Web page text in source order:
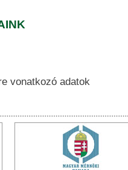
vonatkozó adatok